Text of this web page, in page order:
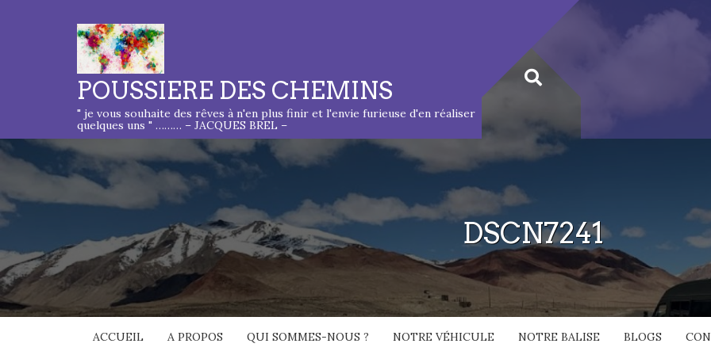
POUSSIERE DES CHEMINS
" je vous souhaite des rêves à n'en plus finir et l'envie furieuse d'en réaliser
quelques uns " ……… – JACQUES BREL –
DSCN7241
ACCUEIL A PROPOS QUI SOMMES-NOUS ? NOTRE VÉHICULE NOTRE BALISE BLOGS